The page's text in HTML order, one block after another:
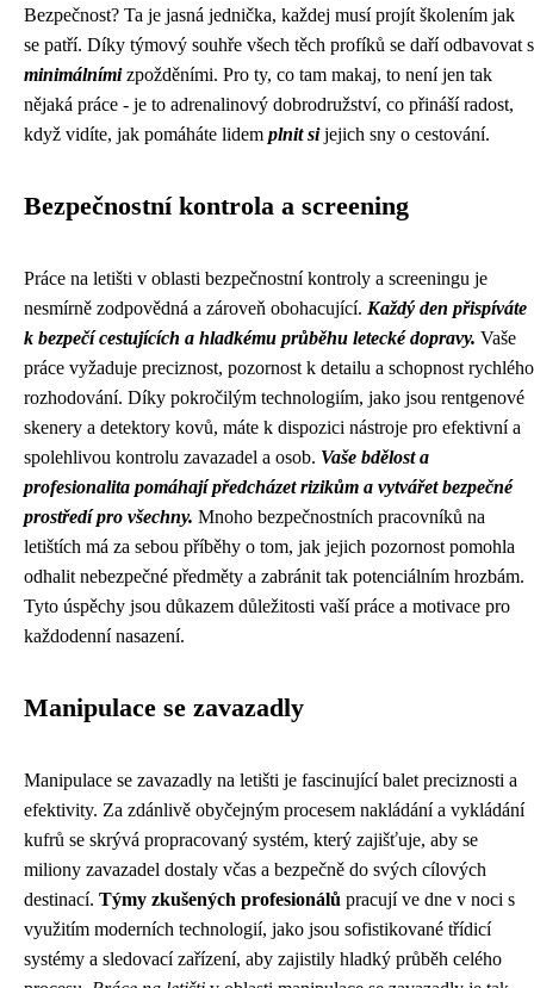
Bezpečnost? Ta je jasná jednička, každej musí projít školením jak
se patří. Díky týmový souhře všech těch profíků se daří odbavovat s
minimálnímizpožděními. Pro ty, co tam makaj, to není jen tak
nějaká práce - je to adrenalinový dobrodružství, co přináší radost,
když vidíte, jak pomáháte lidem plnit sijejich sny o cestování.
Bezpečnostní kontrola a screening
Práce na letišti v oblasti bezpečnostní kontroly a screeningu je
nesmírně zodpovědná a zároveň obohacující. Každý den přispíváte
k bezpečí cestujících a hladkému průběhu letecké dopravy. Vaše
práce vyžaduje preciznost, pozornost k detailu a schopnost rychlého
rozhodování. Díky pokročilým technologiím, jako jsou rentgenové
skenery a detektory kovů, máte k dispozici nástroje pro efektivní a
spolehlivou kontrolu zavazadel a osob. Vaše bdělost a
profesionalita pomáhají předcházet rizikům a vytvářet bezpečné
prostředí pro všechny. Mnoho bezpečnostních pracovníků na
letištích má za sebou příběhy o tom, jak jejich pozornost pomohla
odhalit nebezpečné předměty a zabránit tak potenciálním hrozbám.
Tyto úspěchy jsou důkazem důležitosti vaší práce a motivace pro
každodenní nasazení.
Manipulace se zavazadly
Manipulace se zavazadly na letišti je fascinující balet preciznosti a
efektivity. Za zdánlivě obyčejným procesem nakládání a vykládání
kufrů se skrývá propracovaný systém, který zajišťuje, aby se
miliony zavazadel dostaly včas a bezpečně do svých cílových
destinací. Týmy zkušených profesionálů pracují ve dne v noci s
využitím moderních technologií, jako jsou sofistikované třídicí
systémy a sledovací zařízení, aby zajistily hladký průběh celého